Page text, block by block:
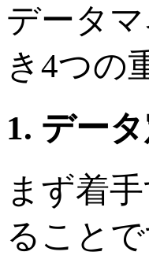
データ
き4つの
1. デー
まず着
ることで